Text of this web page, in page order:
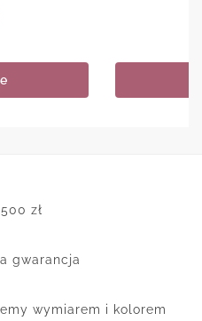
zł
gwarancja
wymiarem i kolorem